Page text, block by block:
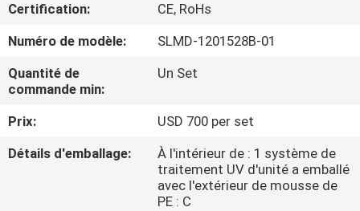
VISITE
D'USINE
CONTRÔLE
DE
QUALITÉ
Certification:
CE, RoHs
Numéro de modèle:
SLMD-1201528B-01
Quantité de
commande min:
Un Set
Prix:
USD 700 per set
Détails d'emballage:
À l'intérieur de : 1 système de
traitement UV d'unité a emballé
avec l'extérieur de mousse de
PE : C